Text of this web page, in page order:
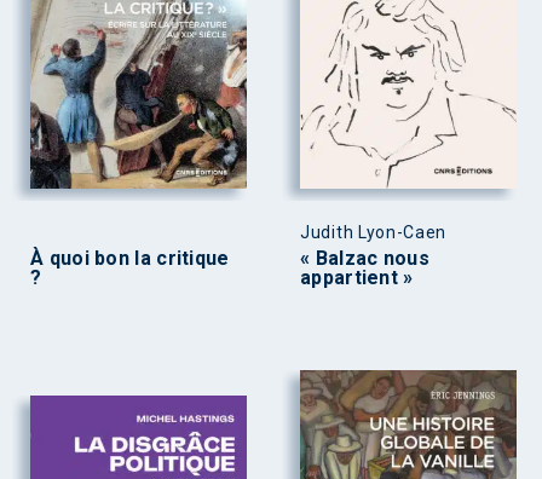
À quoi bon la critique
?
Judith Lyon-Caen
« Balzac nous
appartient »